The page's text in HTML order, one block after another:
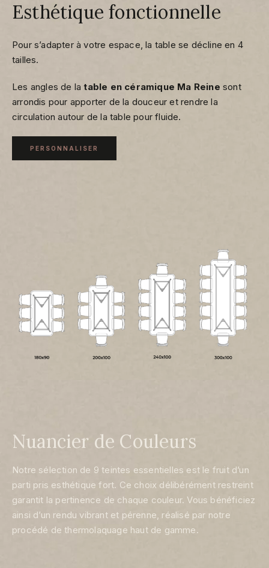
Esthétique fonctionnelle
Pour s’adapter à votre espace, la table se décline en 4
tailles.
Les angles de latable en céramique Ma Reine sont
arrondis pour apporter de la douceur et rendre la
circulation autour de la table pour fluide.
PERSONNALISER
Nuancier de Couleurs
Notre sélection de 9 teintes essentielles est le fruit d’un
parti pris esthétique fort. Ce choix délibérément restreint
garantit la pertinence de chaque couleur. Vous bénéficiez
ainsi d’un rendu vibrant et pérenne, réalisé par notre
procédé de thermolaquage haut de gamme.